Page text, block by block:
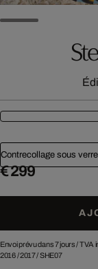
Contrecollage sous
€ 299
Envoi prévu dans 7 jours /TVA
2016/2017/SHE07